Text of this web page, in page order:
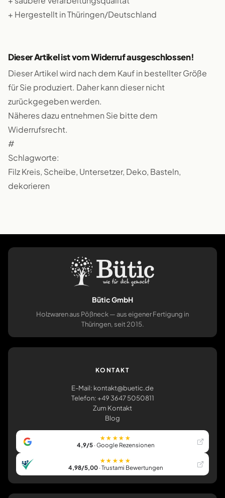
+ Hergestellt in Thüringen/Deutschland
Dieser Artikel ist vom Widerruf ausgeschlossen!
Dieser Artikel wird nach dem Kauf in bestellter Größe
für Sie produziert. Daher kann dieser nicht
zurückgegeben werden.
Näheres dazu entnehmen Sie bitte dem
Widerrufsrecht.
#
Schlagworte:
Filz Kreis, Scheibe, Untersetzer, Deko, Basteln,
dekorieren
Bütic GmbH
Holzwaren aus Pößneck — aus eigener Fertigung in
Thüringen, seit 2015.
KONTAKT
E-Mail: kontakt@buetic.de
Telefon: +49 3647 5050811
Zum Kontakt
Blog
★★★★★
4,9/5· Google Rezensionen
★★★★★
4,98/5,00· Trustami Bewertungen